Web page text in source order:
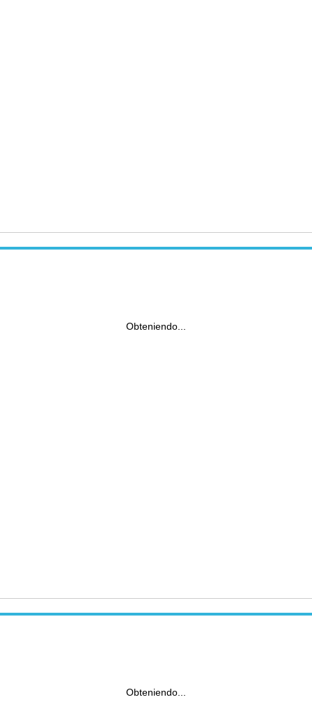
Obteniendo...
Obteniendo...